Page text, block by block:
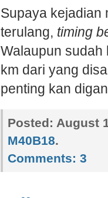
Supaya kejadian
terulang, timing
Walaupun sudah
km dari yang
penting kan
Posted: August
M40B18.
Comments: 3